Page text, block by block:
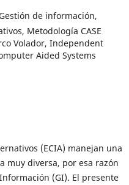
de información,
Metodología CASE
Volador, Independent
Aided Systems
(ECIA) manejan una
muy diversa, por esa razón
(GI). El presente